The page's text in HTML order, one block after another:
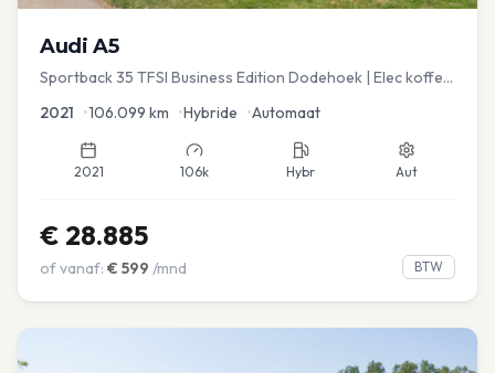
Audi A5
Sportback 35 TFSI Business Edition Dodehoek | Elec koffer
2021 •106.099 km •Hybride •Automaat
2021 106k Hybr Aut
€ 28.885
of vanaf: € 599 /mnd BTW